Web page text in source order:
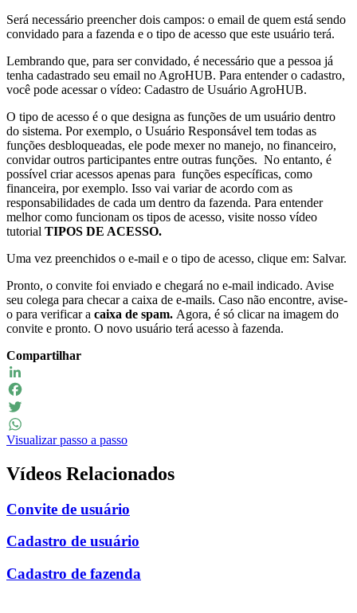
Será necessário preencher dois campos: o email de quem está sendo
convidado para a fazenda e o tipo de acesso que este usuário terá.
Lembrando que, para ser convidado, é necessário que a pessoa já
tenha cadastrado seu email no AgroHUB. Para entender o cadastro,
você pode acessar o vídeo: Cadastro de Usuário AgroHUB.
O tipo de acesso é o que designa as funções de um usuário dentro
do sistema. Por exemplo, o Usuário Responsável tem todas as
funções desbloqueadas, ele pode mexer no manejo, no financeiro,
convidar outros participantes entre outras funções. No entanto, é
possível criar acessos apenas para funções específicas, como
financeira, por exemplo. Isso vai variar de acordo com as
responsabilidades de cada um dentro da fazenda. Para entender
melhor como funcionam os tipos de acesso, visite nosso vídeo
tutorial TIPOS DE ACESSO.
Uma vez preenchidos o e-mail e o tipo de acesso, clique em: Salvar.
Pronto, o convite foi enviado e chegará no e-mail indicado. Avise
seu colega para checar a caixa de e-mails. Caso não encontre, avise-
o para verificar a caixa de spam. Agora, é só clicar na imagem do
convite e pronto. O novo usuário terá acesso à fazenda.
Compartilhar
LinkedIn
Facebook
Twitter
WhatsApp
Visualizar passo a passo
Vídeos Relacionados
Convite de usuário
Cadastro de usuário
Cadastro de fazenda